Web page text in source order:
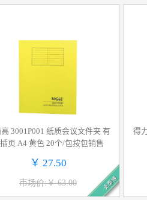
3001P001 纸质会议文件夹 有
页 A4 黄色 20个/包按包销售
￥ 27.50
市场价:￥ 63.00 史泰博
得